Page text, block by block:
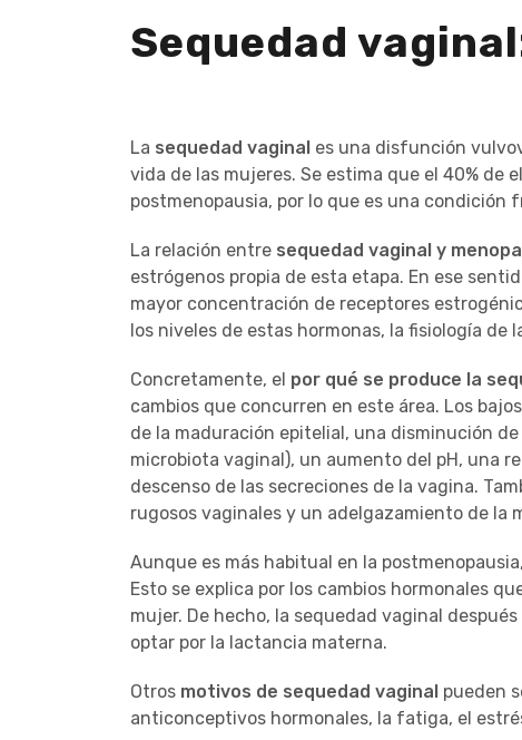
Sequedad
La sequedad vaginal es una disfunción
vida de las mujeres. Se estima que el 40% de
postmenopausia, por lo que es una condición
La relación entre sequedad vaginal y
estrógenos propia de esta etapa. En ese
mayor concentración de receptores
los niveles de estas hormonas, la fisiología de
Concretamente, el por qué se produce la
cambios que concurren en este área. Los
de la maduración epitelial, una disminución
microbiota vaginal), un aumento del pH, una
descenso de las secreciones de la vagina.
rugosos vaginales y un adelgazamiento de la
Aunque es más habitual en la
Esto se explica por los cambios hormonales
mujer. De hecho, la sequedad vaginal
optar por la lactancia materna.
Otros motivos de sequedad vaginal pueden
anticonceptivos hormonales, la fatiga, el